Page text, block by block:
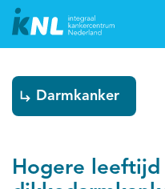
Hogere
Darmkanker